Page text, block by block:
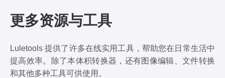
更多资源与工具
Luletools 提供了许多在线实用工具，帮助您在日常生活中
提高效率。除了本体积转换器，还有图像编辑、文件转换
和其他多种工具可供使用。